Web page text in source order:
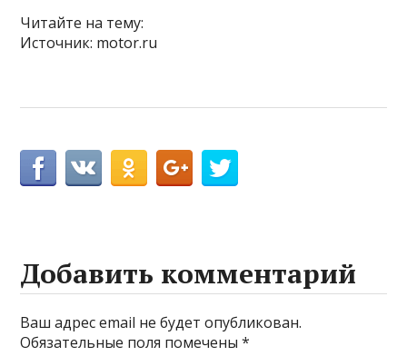
Читайте на тему:
Источник: motor.ru
Добавить комментарий
Ваш адрес email не будет опубликован.
Обязательные поля помечены*